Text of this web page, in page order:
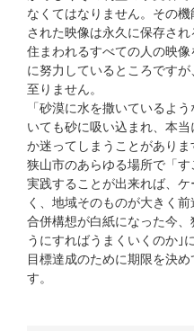
なくてはなりません。その
された映像は永久に保存さ
住まわれるすべての人の映
に努力しているところです
至りません。
「砂漠に水を撒いているよ
いても砂に吸い込まれ、本
か迷ってしまうことがありま
狭山市のあらゆる場所で「
実践することが出来れば、
く、地域そのものが大きく
合併構想が白紙になった今
うにすればうまくいくのか｣
目標達成のために期限を決
す。